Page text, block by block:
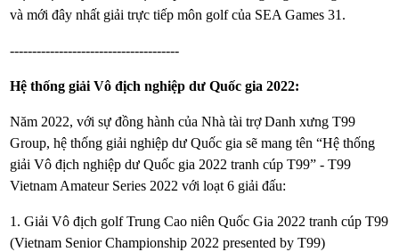
và mới đây nhất giải trực tiếp môn golf của SEA Games 31.
--------------------------------------
Hệ thống giải Vô địch nghiệp dư Quốc gia 2022:
Năm 2022, với sự đồng hành của Nhà tài trợ Danh xưng T99
Group, hệ thống giải nghiệp dư Quốc gia sẽ mang tên “Hệ thống
giải Vô địch nghiệp dư Quốc gia 2022 tranh cúp T99” - T99
Vietnam Amateur Series 2022 với loạt 6 giải đấu:
1. Giải Vô địch golf Trung Cao niên Quốc Gia 2022 tranh cúp T99
(Vietnam Senior Championship 2022 presented by T99)